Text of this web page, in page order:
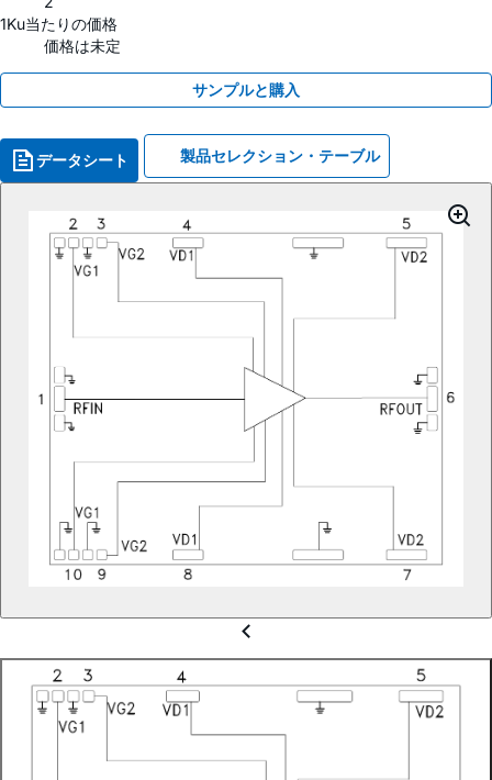
1Ku当たりの価格
価格は未定
サンプルと購入
データシート 製品セレクション・テーブル